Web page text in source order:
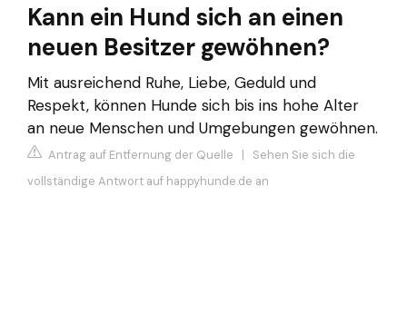
Kann ein Hund sich an einen
neuen Besitzer gewöhnen?
Mit ausreichend Ruhe, Liebe, Geduld und
Respekt, können Hunde sich bis ins hohe Alter
an neue Menschen und Umgebungen gewöhnen.
Antrag auf Entfernung der Quelle | Sehen Sie sich die
vollständige Antwort auf happyhunde.de an